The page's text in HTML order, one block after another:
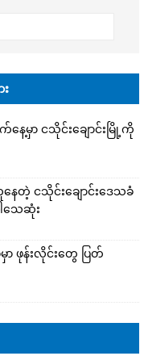
နေ့မှာ ငသိုင်းချောင်းမြို့ကို
ေတဲ့ ငသိုင်းချောင်းဒေသခံ
သေဆုံး
ာ ဖုန်းလိုင်းတွေ ပြတ်